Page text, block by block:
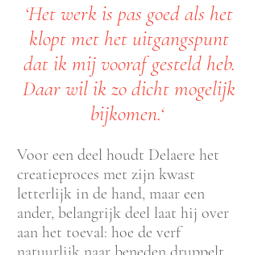
‘Het werk is pas goed als het
klopt met het uitgangspunt
dat ik mij vooraf gesteld heb.
Daar wil ik zo dicht mogelijk
bijkomen.‘
Voor een deel houdt Delaere het
creatieproces met zijn kwast
letterlijk in de hand, maar een
ander, belangrijk deel laat hij over
aan het toeval: hoe de verf